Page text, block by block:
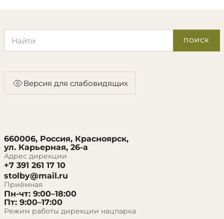
ПОИСК
Версия для слабовидящих
660006, Россия, Красноярск,
ул. Карьерная, 26-а
Адрес дирекции
+7 391 261 17 10
stolby@mail.ru
Приёмная
Пн-чт: 9:00–18:00
Пт: 9:00–17:00
Режим работы дирекции нацпарка